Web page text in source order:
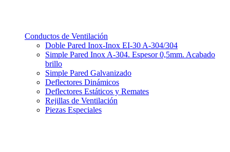
Conductos de Ventilación
Doble Pared Inox-Inox EI-30 A-304/304
Simple Pared Inox A-304. Espesor 0,5mm. Acabado
brillo
Simple Pared Galvanizado
Deflectores Dinámicos
Deflectores Estáticos y Remates
Rejillas de Ventilación
Piezas Especiales